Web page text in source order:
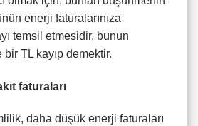
enerji faturalarınıza
temsil etmesidir, bunun
TL kayıp demektir.
faturaları
daha düşük enerji faturaları